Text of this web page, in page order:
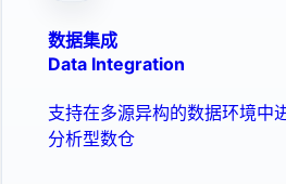
数据集成
Data Integration
支持在多源异构的数据环境中
分析型数仓